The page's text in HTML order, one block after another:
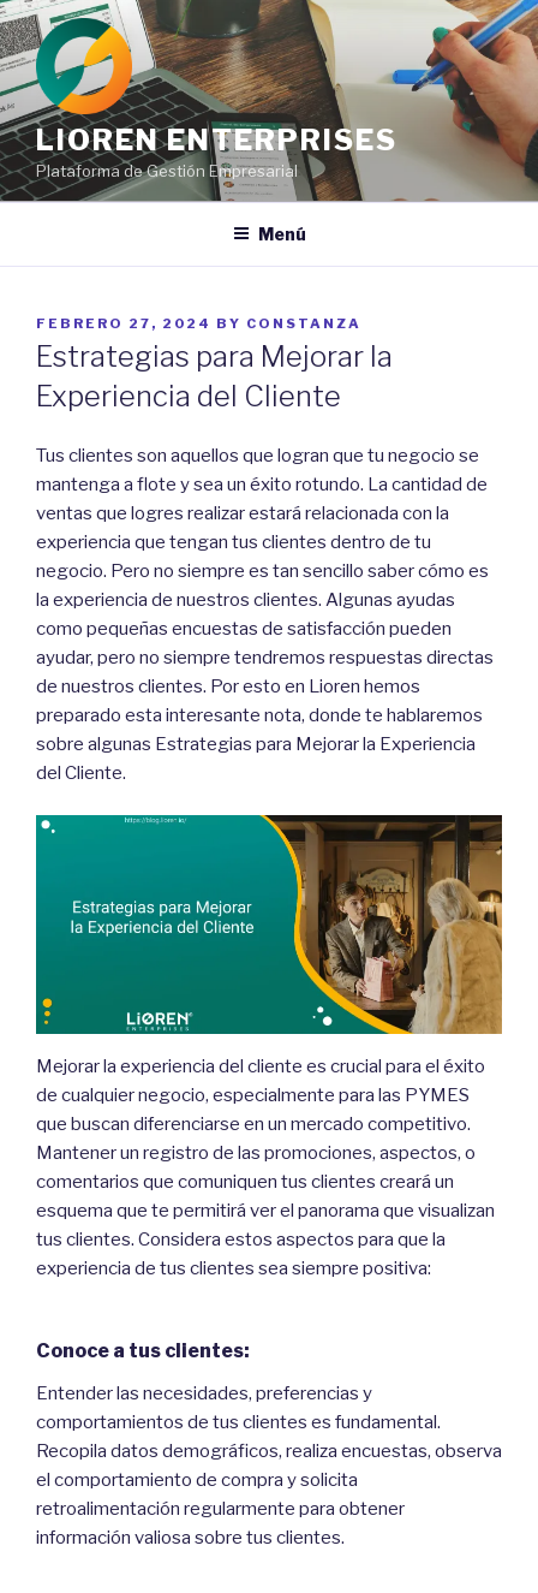
Ir
al
contenido
LIOREN ENTERPRISES
Plataforma de Gestión Empresarial
Menú
POSTED
ON
FEBRERO 27, 2024 BY CONSTANZA
Estrategias para Mejorar la
Experiencia del Cliente
Tus clientes son aquellos que logran que tu negocio se
mantenga a flote y sea un éxito rotundo. La cantidad de
ventas que logres realizar estará relacionada con la
experiencia que tengan tus clientes dentro de tu
negocio. Pero no siempre es tan sencillo saber cómo es
la experiencia de nuestros clientes. Algunas ayudas
como pequeñas encuestas de satisfacción pueden
ayudar, pero no siempre tendremos respuestas directas
de nuestros clientes. Por esto en Lioren hemos
preparado esta interesante nota, donde te hablaremos
sobre algunas Estrategias para Mejorar la Experiencia
del Cliente.
Mejorar la experiencia del cliente es crucial para el éxito
de cualquier negocio, especialmente para las PYMES
que buscan diferenciarse en un mercado competitivo.
Mantener un registro de las promociones, aspectos, o
comentarios que comuniquen tus clientes creará un
esquema que te permitirá ver el panorama que visualizan
tus clientes. Considera estos aspectos para que la
experiencia de tus clientes sea siempre positiva:
Conoce a tus clientes:
Entender las necesidades, preferencias y
comportamientos de tus clientes es fundamental.
Recopila datos demográficos, realiza encuestas, observa
el comportamiento de compra y solicita
retroalimentación regularmente para obtener
información valiosa sobre tus clientes.